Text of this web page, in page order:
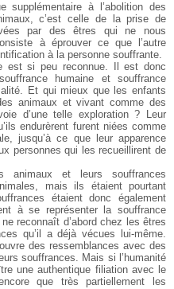
supplémentaire àl’abolition des
c’est celle de la prise de
par des êtres qui ne nous
à éprouver ce que l’autre
à lapersonne souffrante.
est si peu reconnue. Il est donc
humaine et souffrance
Et qui mieux que les enfants
animaux et vivant comme des
d’une telle exploration ? Leur
endurèrent furent niées comme
jusqu’à ce que leur apparence
personnes qui les recueillirent de
animaux et leurs souffrances
mais ils étaient pourtant
étaient donc également
à se représenter la souffrance
reconnaît d’abord chez les êtres
qu’il adéjà vécues lui-même.
des ressemblances avec des
souffrances. Mais si l’humanité
une authentique filiation avec le
que très partiellement les